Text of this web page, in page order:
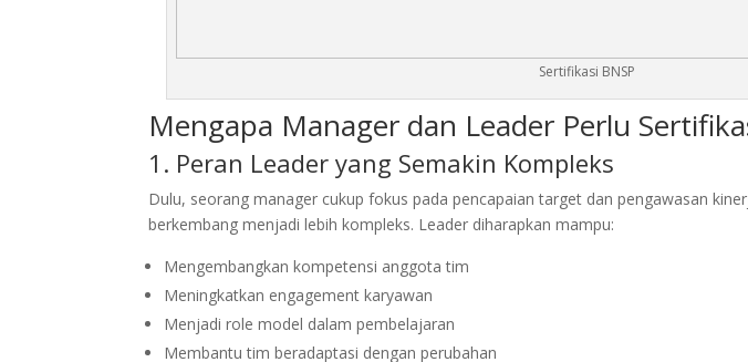
Sertifikasi BNSP
Mengapa Manager dan Leader Perlu
1. Peran Leader yang Semakin Kompleks
Dulu, seorang manager cukup fokus pada pencapaian target dan pengawasan
berkembang menjadi lebih kompleks. Leader diharapkan mampu:
Mengembangkan kompetensi anggota tim
Meningkatkan engagement karyawan
Menjadi role model dalam pembelajaran
Membantu tim beradaptasi dengan perubahan